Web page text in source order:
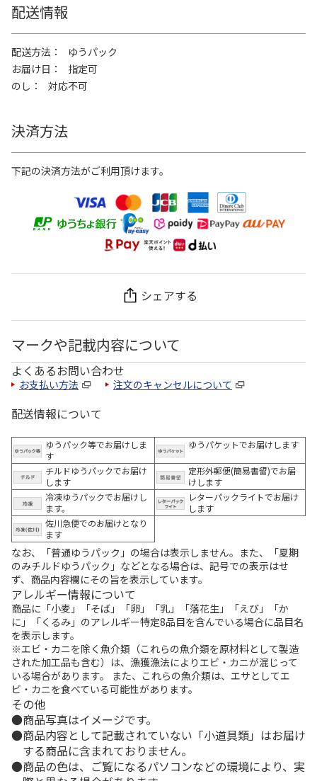
配送情報
配送方法
ゆうパック
お届け日
指定可
のし
対応不可
決済方法
下記の決済方法がご利用頂けます。
シェアする
マークや記載内容について
よくあるお問い合わせ
お支払い方法 注文のキャンセルについて
配送情報について
ゆうパック等でお届けしま
す
ゆうパケットでお届けします
チルドゆうパックでお届け
します
定形外郵便(簡易書留)でお届
けします
冷凍ゆうパックでお届けし
ます。
レターパックライトでお届け
します
佐川急便でのお届けとなり
ます
なお、「普通ゆうパック」の場合は表示しません。また、「夏期
のみチルドゆうパック」などとなる場合は、記号での表示はせ
ず、商品内容欄にその旨を表示しています。
アレルギー情報について
商品に「小麦」「そば」「卵」「乳」「落花生」「えび」「か
に」「くるみ」のアレルギー特定8品目を含んでいる場合に品目名
を表示します。
※エビ・カニを除く魚介類（これらの魚介類を原材料として製造
された加工品も含む）は、漁獲漁法によりエビ・カニが混じって
いる場合があります。 また、これらの魚介類は、エサとしてエ
ビ・カニを食べている可能性があります。
その他
商品写真はイメージです。
商品内容として記載されていない「小道具類」はお届け
する商品に含まれておりません。
商品の色は、ご覧になるパソコンなどの環境により、実